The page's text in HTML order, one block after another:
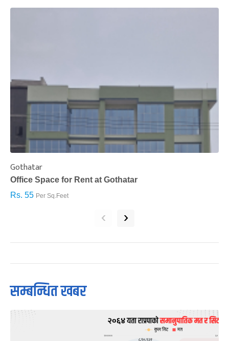
Gothatar
Office Space for Rent at Gothatar
Rs. 55 Per Sq.Feet
‹ ›
सम्बन्धित खबर